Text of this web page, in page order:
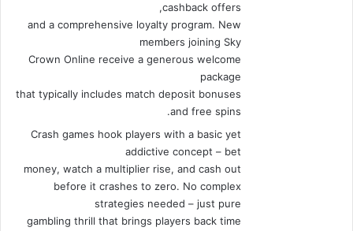
cashback offers,
and a comprehensive loyalty program. New
members joining Sky
Crown Online receive a generous welcome
package
that typically includes match deposit bonuses
and free spins.
Crash games hook players with a basic yet
addictive concept – bet
money, watch a multiplier rise, and cash out
before it crashes to zero. No complex
strategies needed – just pure
gambling thrill that brings players back time